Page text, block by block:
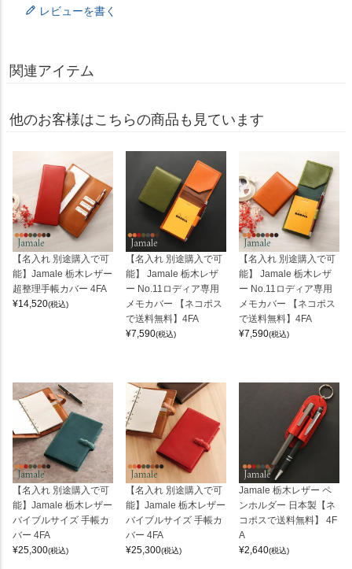
レビューを書く
関連アイテム
他のお客様はこちらの商品も見ています
【名入れ 別途購入で可
能】Jamale 栃木レザー
超整理手帳カバー 4FA
¥14,520(税込)
【名入れ 別途購入で可
能】 Jamale 栃木レザ
ー No.11ロディア専用
メモカバー 【ネコポス
で送料無料】4FA
¥7,590(税込)
【名入れ 別途購入で可
能】 Jamale 栃木レザ
ー No.11ロディア専用
メモカバー 【ネコポス
で送料無料】4FA
¥7,590(税込)
【名入れ 別途購入で可
能】Jamale 栃木レザー
バイブルサイズ 手帳カ
バー 4FA
¥25,300(税込)
【名入れ 別途購入で可
能】Jamale 栃木レザー
バイブルサイズ 手帳カ
バー 4FA
¥25,300(税込)
Jamale 栃木レザー ペ
ンホルダー 日本製【ネ
コポスで送料無料】 4F
A
¥2,640(税込)